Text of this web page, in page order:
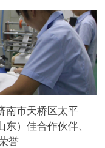
南市天桥区太平
）佳合作伙伴、
誉